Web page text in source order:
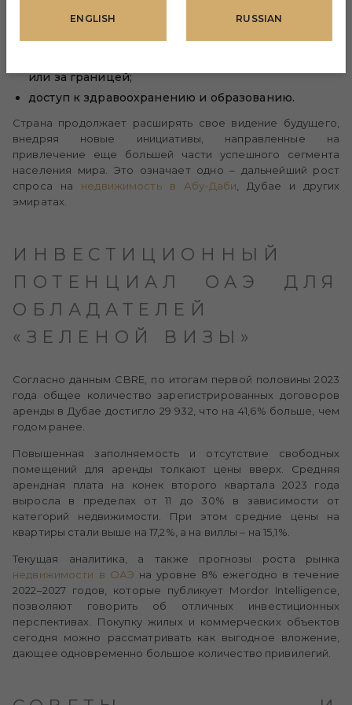
или за границей;
доступ к здравоохранению и образованию.
Страна продолжает расширять свое видение будущего,
внедряя новые инициативы, направленные на
привлечение еще большей части успешного сегмента
населения мира. Это означает одно – дальнейший рост
спроса на недвижимость в Абу-Даби, Дубае и других
эмиратах.
ИНВЕСТИЦИОННЫЙ
ПОТЕНЦИАЛ ОАЭ ДЛЯ
ОБЛАДАТЕЛЕЙ
«ЗЕЛЕНОЙ ВИЗЫ»
Согласно данным CBRE, по итогам первой половины 2023
года общее количество зарегистрированных договоров
аренды в Дубае достигло 29 932, что на 41,6% больше, чем
годом ранее.
Повышенная заполняемость и отсутствие свободных
помещений для аренды толкают цены вверх. Средняя
арендная плата на конек второго квартала 2023 года
выросла в пределах от 11 до 30% в зависимости от
категорий недвижимости. При этом средние цены на
квартиры стали выше на 17,2%, а на виллы – на 15,1%.
Текущая аналитика, а также прогнозы роста рынка
недвижимости в ОАЭ на уровне 8% ежегодно в течение
2022–2027 годов, которые публикует Mordor Intelligence,
позволяют говорить об отличных инвестиционных
перспективах. Покупку жилых и коммерческих объектов
сегодня можно рассматривать как выгодное вложение,
дающее одновременно большое количество привилегий.
ENGLISH RUSSIAN